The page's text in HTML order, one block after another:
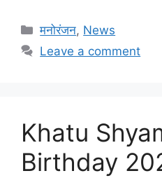
Categories
मनोरंजन, News
Leave a comment
Khatu
Birthday